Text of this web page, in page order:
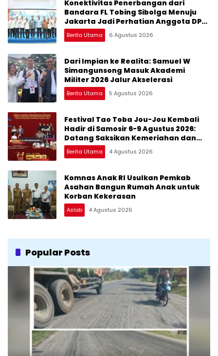
Konektivitas Penerbangan dari
Bandara FL Tobing Sibolga Menuju
Jakarta Jadi Perhatian Anggota DPR
RI Muhammad Lokot Nasution
Berita Utama 6 Agustus 2026
Dari Impian ke Realita: Samuel W
Simangunsong Masuk Akademi
Militer 2026 Jalur Akselerasi
Berita Utama 5 Agustus 2026
Festival Tao Toba Jou-Jou Kembali
Hadir di Samosir 6-9 Agustus 2026:
Datang Saksikan Kemeriahan dan
Raih Peluangnya
Berita Utama 4 Agustus 2026
Komnas Anak RI Usulkan Pemkab
Asahan Bangun Rumah Anak untuk
Korban Kekerasan
Aslab 4 Agustus 2026
Popular Posts